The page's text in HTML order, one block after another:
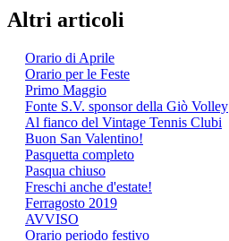
Altri articoli
Orario di Aprile
Orario per le Feste
Primo Maggio
Fonte S.V. sponsor della Giò Volley
Al fianco del Vintage Tennis Clubi
Buon San Valentino!
Pasquetta completo
Pasqua chiuso
Freschi anche d'estate!
Ferragosto 2019
AVVISO
Orario periodo festivo